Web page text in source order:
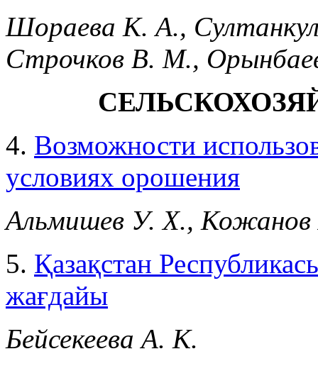
Шораева К. А.,
Строчков В. М.,
4. Возможности
условиях орошения
Альмишев У. Х.,
5. Қазақстан
жағдайы
Бейсекеева А. К.